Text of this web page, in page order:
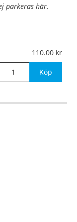
parkeras här.
110.00
Köp